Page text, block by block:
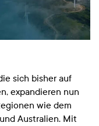
sich bisher auf
expandieren nun
wie dem
Australien. Mit